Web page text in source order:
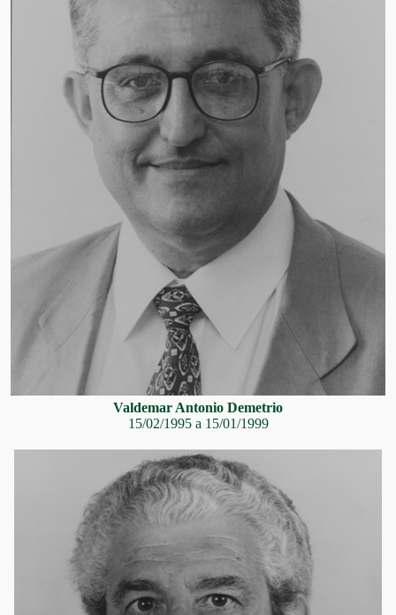
Valdemar Antonio Demetrio
15/02/1995 a 15/01/1999